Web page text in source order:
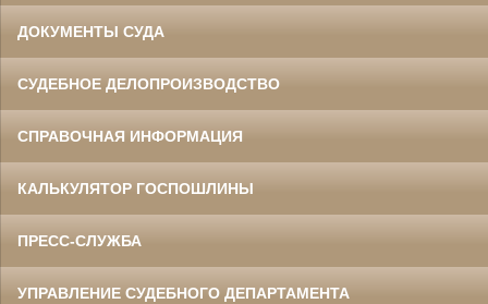
ДОКУМЕНТЫ СУДА
СУДЕБНОЕ ДЕЛОПРОИЗВОДСТВО
СПРАВОЧНАЯ ИНФОРМАЦИЯ
КАЛЬКУЛЯТОР ГОСПОШЛИНЫ
ПРЕСС-СЛУЖБА
УПРАВЛЕНИЕ СУДЕБНОГО ДЕПАРТАМЕНТА